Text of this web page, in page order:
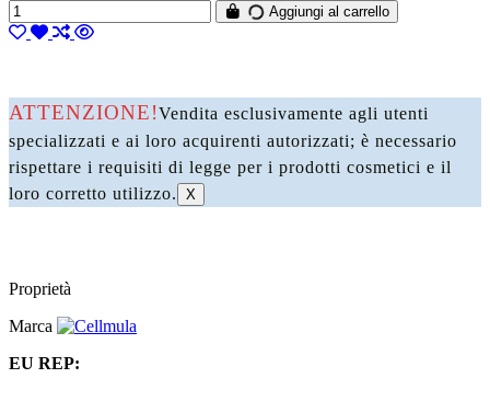
Aggiungi al carrello
ATTENZIONE!Vendita esclusivamente agli utenti
specializzati e ai loro acquirenti autorizzati; è necessario
rispettare i requisiti di legge per i prodotti cosmetici e il
loro corretto utilizzo.
X
Proprietà
Marca
EU REP: